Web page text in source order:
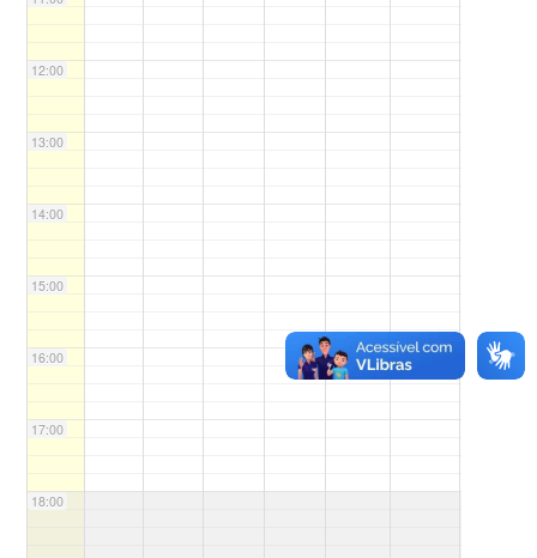
12:00
13:00
14:00
15:00
16:00
17:00
18:00